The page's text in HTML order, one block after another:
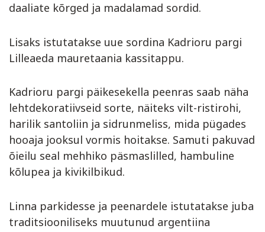
daaliate kõrged ja madalamad sordid.
Lisaks istutatakse uue sordina Kadrioru pargi
Lilleaeda mauretaania kassitappu.
Kadrioru pargi päikesekella peenras saab näha
lehtdekoratiivseid sorte, näiteks vilt-ristirohi,
harilik santoliin ja sidrunmeliss, mida pügades
hooaja jooksul vormis hoitakse. Samuti pakuvad
õieilu seal mehhiko päsmaslilled, hambuline
kõlupea ja kivikilbikud.
Linna parkidesse ja peenardele istutatakse juba
traditsiooniliseks muutunud argentiina